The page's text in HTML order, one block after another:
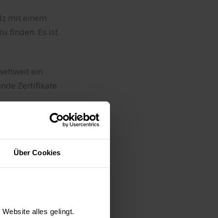
Über Cookies
alles gelingt.
mit einem
finden. Es ist
ein
Zertifikate
bestens für